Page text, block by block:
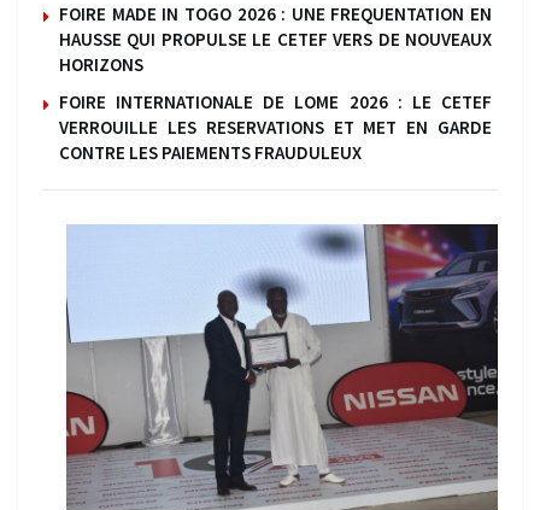
FOIRE MADE IN TOGO 2026 : UNE FREQUENTATION EN
HAUSSE QUI PROPULSE LE CETEF VERS DE NOUVEAUX
HORIZONS
FOIRE INTERNATIONALE DE LOME 2026 : LE CETEF
VERROUILLE LES RESERVATIONS ET MET EN GARDE
CONTRE LES PAIEMENTS FRAUDULEUX